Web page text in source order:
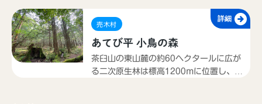
詳細
売木村
あてび平 小鳥の森
茶臼山の東山麓の約60ヘクタールに広が
る二次原生林は標高1200mに位置し、ザ